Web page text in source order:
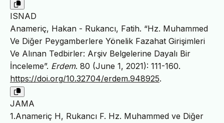
ISNAD
Anameriç, Hakan - Rukancı, Fatih. “Hz. Muhammed
Ve Diğer Peygamberlere Yönelik Fazahat Girişimleri
Ve Alınan Tedbirler: Arşiv Belgelerine Dayalı Bir
İnceleme”. Erdem. 80 (June 1, 2021): 111-160.
https://doi.org/10.32704/erdem.948925.
JAMA
1.Anameriç H, Rukancı F. Hz. Muhammed ve Diğer